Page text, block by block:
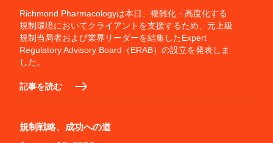
Richmond Pharmacologyは本日、複雑化・高度化する
規制環境においてクライアントを支援するため、元上級
規制当局者および業界リーダーを結集したExpert
Regulatory Advisory Board（ERAB）の設立を発表しま
した。
記事を読む
規制戦略、成功への道